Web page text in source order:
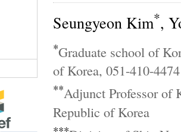
Seungyeon Kim*,
*Graduate school of
of Korea, 051-410-4474
**Adjunct Professor of
Republic of Korea